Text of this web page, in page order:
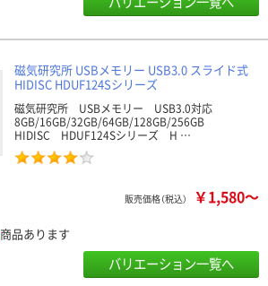
磁気研究所 USBメモリー USB3.0 スライド式
HIDISC HDUF124Sシリーズ
磁気研究所 USBメモリー USB3.0対応
8GB/16GB/32GB/64GB/128GB/256GB
HIDISC HDUF124Sシリーズ H …
販売価格（税込） ￥1,580～
商品あります
バリエーション一覧へ